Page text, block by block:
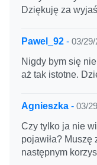
Dziękuję za
Pawel_92 - 03/
Nigdy bym się
aż tak istotne.
Agnieszka - 03/
Czy tylko ja nie
pojawiła? Muszę
następnym